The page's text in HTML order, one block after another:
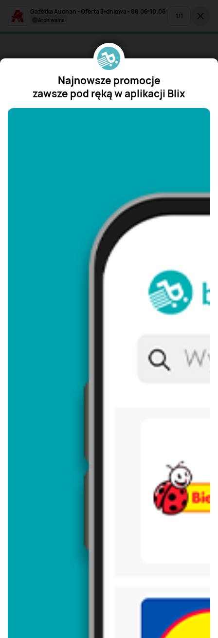
Gazetka Auchan - Oferta 3-dniowa - 08.06-10.06
archiwalna 1/1
Najnowsze promocje
zawsze pod ręką w aplikacji Blix
"/>